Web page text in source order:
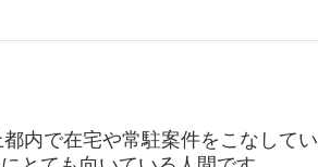
内で在宅や常駐案件をこなしてい